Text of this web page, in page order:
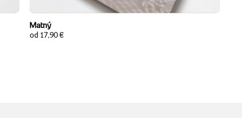
Matný
od 17,90 €